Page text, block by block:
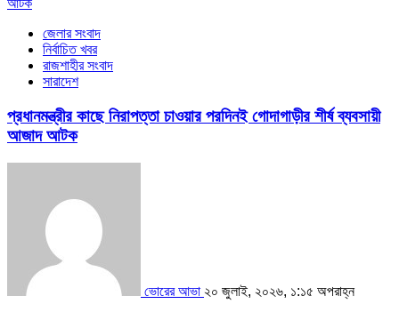
জেলার সংবাদ
নির্বাচিত খবর
রাজশাহীর সংবাদ
সারাদেশ
প্রধানমন্ত্রীর কাছে নিরাপত্তা চাওয়ার পরদিনই গোদাগাড়ীর শীর্ষ ব্যবসায়ী
আজাদ আটক
ভোরের আভা ২০ জুলাই, ২০২৬, ১:১৫ অপরাহ্ন